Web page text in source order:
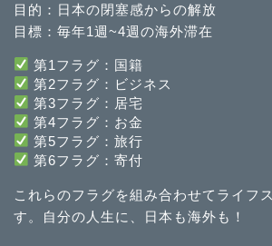
目的：日本の閉塞感からの解放
目標：毎年1週~4週の海外滞在
第1フラグ：国籍
第2フラグ：ビジネス
第3フラグ：居宅
第4フラグ：お金
第5フラグ：旅行
第6フラグ：寄付
これらのフラグを組み合わせてライフ
す。自分の人生に、日本も海外も！